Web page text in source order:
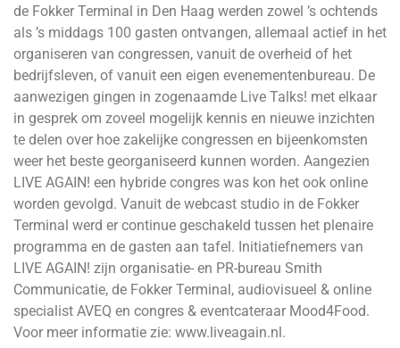
de Fokker Terminal in Den Haag werden zowel ’s ochtends
als ’s middags 100 gasten ontvangen, allemaal actief in het
organiseren van congressen, vanuit de overheid of het
bedrijfsleven, of vanuit een eigen evenementenbureau. De
aanwezigen gingen in zogenaamde Live Talks! met elkaar
in gesprek om zoveel mogelijk kennis en nieuwe inzichten
te delen over hoe zakelijke congressen en bijeenkomsten
weer het beste georganiseerd kunnen worden. Aangezien
LIVE AGAIN! een hybride congres was kon het ook online
worden gevolgd. Vanuit de webcast studio in de Fokker
Terminal werd er continue geschakeld tussen het plenaire
programma en de gasten aan tafel. Initiatiefnemers van
LIVE AGAIN! zijn organisatie- en PR-bureau Smith
Communicatie, de Fokker Terminal, audiovisueel & online
specialist AVEQ en congres & eventcateraar Mood4Food.
Voor meer informatie zie: www.liveagain.nl.